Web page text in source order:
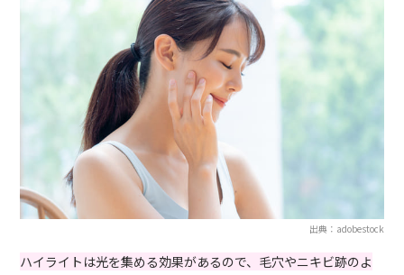
出典：adobestock
ハイライトは光を集める効果があるので、毛穴やニキビ跡のよ